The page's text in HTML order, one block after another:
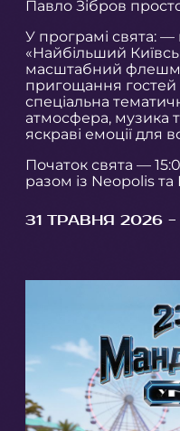
Павло Зібров
У програмі свята:
«Найбільший
масштабний
пригощання
спеціальна
атмосфера, музика
яскраві емоції для
Початок свята —
разом із Neopolis та
31 ТРАВНЯ 2026